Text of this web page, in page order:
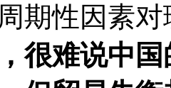
期性因素
很难说中